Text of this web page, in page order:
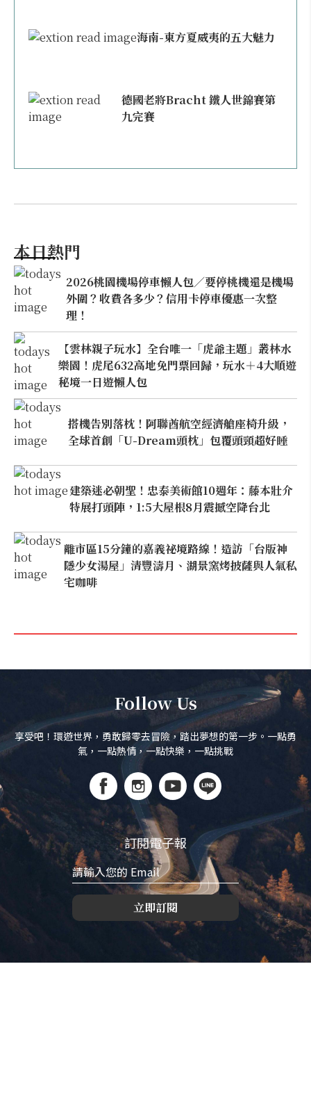
海南-東方夏威夷的五大魅力
德國老將Bracht 鐵人世錦賽第
九完賽
本日熱門
2026桃園機場停車懶人包／要停桃機還是機場
外圍？收費各多少？信用卡停車優惠一次整
理！
【雲林親子玩水】全台唯一「虎爺主題」叢林水
樂園！虎尾632高地免門票回歸，玩水＋4大順遊
秘境一日遊懶人包
搭機告別落枕！阿聯酋航空經濟艙座椅升級，
全球首創「U-Dream頭枕」包覆頭頸超好睡
建築迷必朝聖！忠泰美術館10週年：藤本壯介
特展打頭陣，1:5大屋根8月震撼空降台北
離市區15分鐘的嘉義祕境路線！造訪「台版神
隱少女湯屋」清豐濤月、湖景窯烤披薩與人氣私
宅咖啡
Follow Us
享受吧！環遊世界，勇敢歸零去冒險，踏出夢想的第一步。一點勇
氣，一點熱情，一點快樂，一點挑戰
訂閱電子報
立即訂閱